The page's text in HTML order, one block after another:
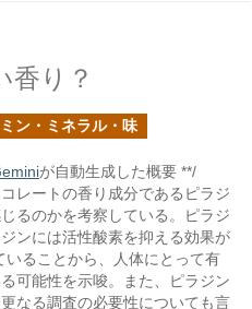
香り？
ン・ミネラル・味
が自動生成した概要 **/
レートの香り成分であるピラジ
るのかを考察している。ピラジ
ンには活性酸素を抑える効果が
ることから、人体にとって有
可能性を示唆。また、ピラジン
なる調査の必要性についても言